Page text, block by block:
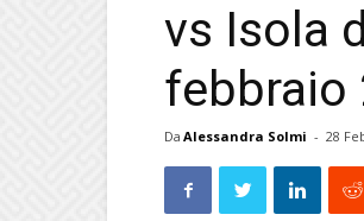
vs Isola
febbraio
Da Alessandra Solmi - 28